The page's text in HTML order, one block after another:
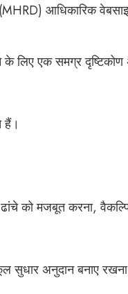
आधिकारिक
के लिए एक समग्र दृष्टिकोण
हैं।
ढांचे को मजबूत करना,
सुधार अनुदान बनाए